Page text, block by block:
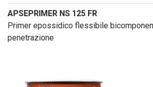
APSEPRIMER NS 125 FR
Primer epossidico flessibile
penetrazione